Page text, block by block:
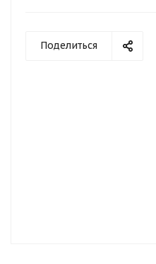
Поделиться